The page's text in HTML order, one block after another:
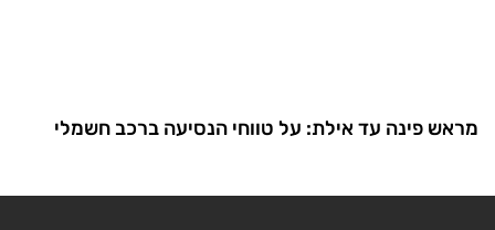
מראש פינה עד אילת: על טווחי הנסיעה ברכב חשמלי